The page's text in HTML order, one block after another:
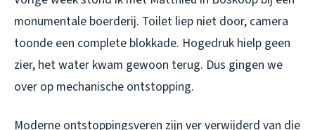
monumentale boerderij. Toilet liep niet door, camera
toonde een complete blokkade. Hogedruk hielp geen
zier, het water kwam gewoon terug. Dus gingen we
over op mechanische ontstopping.
Moderne ontstoppingsveren zijn ver verwijderd van die